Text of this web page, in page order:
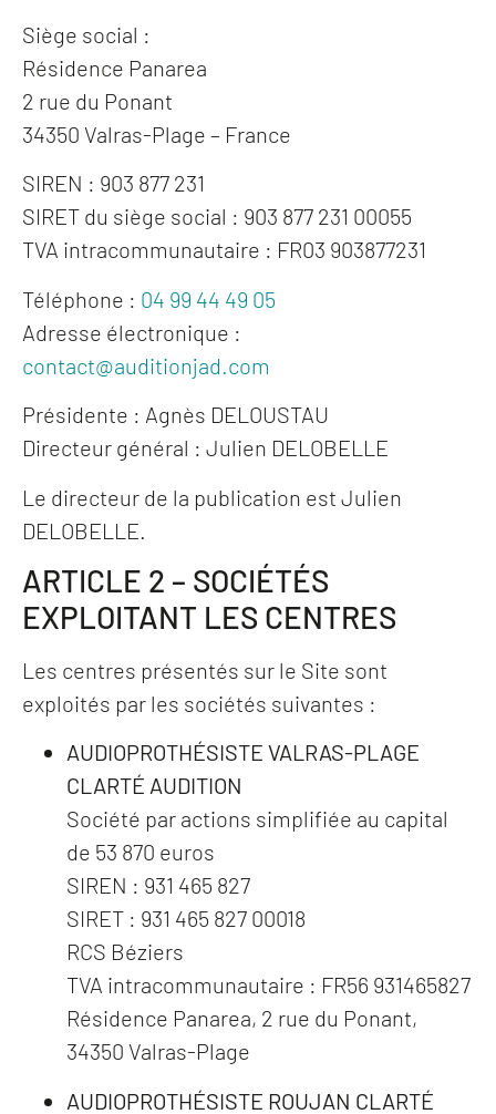
Siège social :
Résidence Panarea
2 rue du Ponant
34350 Valras-Plage – France
SIREN : 903 877 231
SIRET du siège social : 903 877 231 00055
TVA intracommunautaire : FR03 903877231
Téléphone : 04 99 44 49 05
Adresse électronique :
contact@auditionjad.com
Présidente : Agnès DELOUSTAU
Directeur général : Julien DELOBELLE
Le directeur de la publication est Julien
DELOBELLE.
ARTICLE 2 – SOCIÉTÉS
EXPLOITANT LES CENTRES
Les centres présentés sur le Site sont
exploités par les sociétés suivantes :
AUDIOPROTHÉSISTE VALRAS-PLAGE
CLARTÉ AUDITION
Société par actions simplifiée au capital
de 53 870 euros
SIREN : 931 465 827
SIRET : 931 465 827 00018
RCS Béziers
TVA intracommunautaire : FR56 931465827
Résidence Panarea, 2 rue du Ponant,
34350 Valras-Plage
AUDIOPROTHÉSISTE ROUJAN CLARTÉ